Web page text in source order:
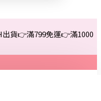
貨👉滿799免運👉滿1000